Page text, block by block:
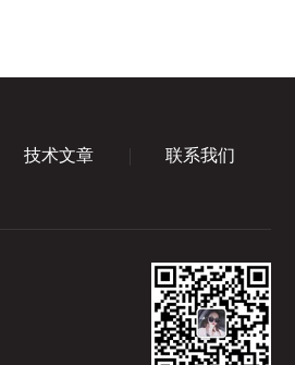
技术文章 联系我们